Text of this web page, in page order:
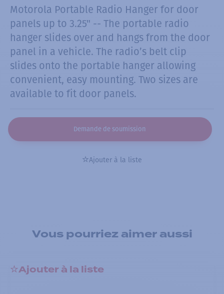
Motorola Portable Radio Hanger for door
panels up to 3.25" -- The portable radio
hanger slides over and hangs from the door
panel in a vehicle. The radio’s belt clip
slides onto the portable hanger allowing
convenient, easy mounting. Two sizes are
available to fit door panels.
Demande de soumission
Ajouter à la liste
Vous pourriez aimer aussi
Ajouter à la liste